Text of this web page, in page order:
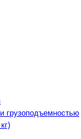
грузоподъемностью